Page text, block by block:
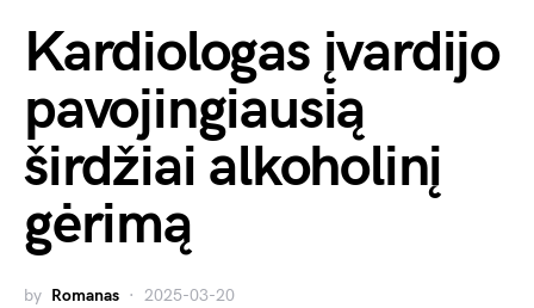
Kardiologas įvardijo
pavojingiausią
širdžiai alkoholinį
gėrimą
by Romanas 2025-03-20